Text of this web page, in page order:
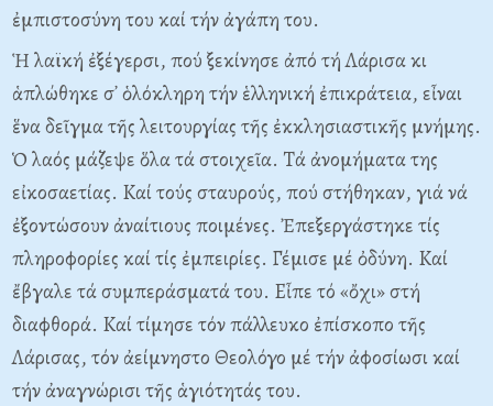
ἐμπιστοσύνη του καί τήν ἀγάπη του.
Ἡ λαϊκή ἐξέγερσι, πού ξεκίνησε ἀπό τή Λάρισα κι
ἁπλώθηκε σ᾽ ὁλόκληρη τήν ἑλληνική ἐπικράτεια, εἶναι
ἕνα δεῖγμα τῆς λειτουργίας τῆς ἐκκλησιαστικῆς μνήμης.
Ὁ λαός μάζεψε ὅλα τά στοιχεῖα. Tά ἀνομήματα της
εἰκοσαετίας. Kαί τούς σταυρούς, πού στήθηκαν, γιά νά
ἐξοντώσουν ἀναίτιους ποιμένες. Ἐπεξεργάστηκε τίς
πληροφορίες καί τίς ἐμπειρίες. Γέμισε μέ ὀδύνη. Kαί
ἔβγαλε τά συμπεράσματά του. Eἶπε τό «ὄχι» στή
διαφθορά. Kαί τίμησε τόν πάλλευκο ἐπίσκοπο τῆς
Λάρισας, τόν ἀείμνηστο Θεολόγο μέ τήν ἀφοσίωσι καί
τήν ἀναγνώρισι τῆς ἁγιότητάς του.